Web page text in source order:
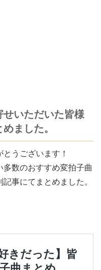
せいただいた皆様
ました。
うございます！
数のおすすめ変拍子曲
事にてまとめました。